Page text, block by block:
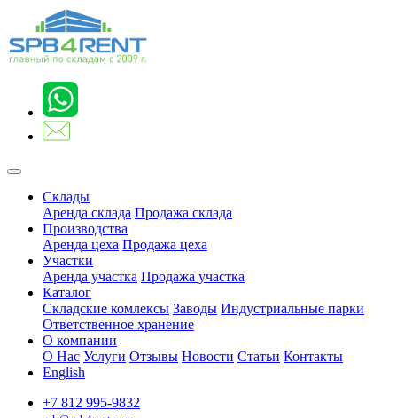
Склады
Аренда склада Продажа склада
Производства
Аренда цеха Продажа цеха
Участки
Аренда участка Продажа участка
Каталог
Складские комлексы Заводы Индустриальные парки
Ответственное хранение
О компании
О Нас Услуги Отзывы Новости Статьи Контакты
English
+7 812 995-9832